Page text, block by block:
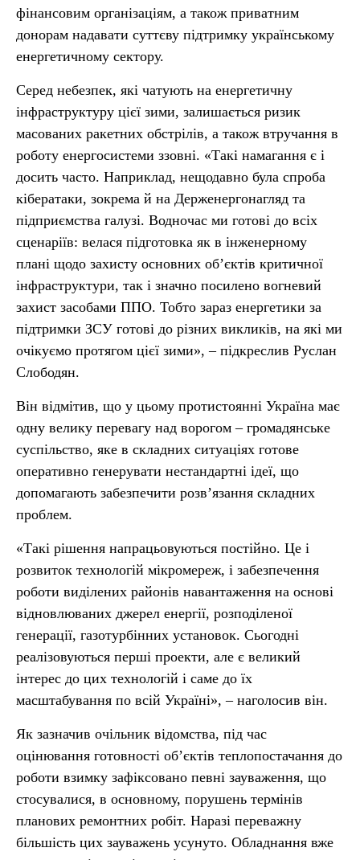
фінансовим організаціям, а також приватним
донорам надавати суттєву підтримку українському
енергетичному сектору.
Серед небезпек, які чатують на енергетичну
інфраструктуру цієї зими, залишається ризик
масованих ракетних обстрілів, а також втручання в
роботу енергосистеми ззовні. «Такі намагання є і
досить часто. Наприклад, нещодавно була спроба
кібератаки, зокрема й на Держенергонагляд та
підприємства галузі. Водночас ми готові до всіх
сценаріїв: велася підготовка як в інженерному
плані щодо захисту основних об’єктів критичної
інфраструктури, так і значно посилено вогневий
захист засобами ППО. Тобто зараз енергетики за
підтримки ЗСУ готові до різних викликів, на які ми
очікуємо протягом цієї зими», – підкреслив Руслан
Слободян.
Він відмітив, що у цьому протистоянні Україна має
одну велику перевагу над ворогом – громадянське
суспільство, яке в складних ситуаціях готове
оперативно генерувати нестандартні ідеї, що
допомагають забезпечити розв’язання складних
проблем.
«Такі рішення напрацьовуються постійно. Це і
розвиток технологій мікромереж, і забезпечення
роботи виділених районів навантаження на основі
відновлюваних джерел енергії, розподіленої
генерації, газотурбінних установок. Сьогодні
реалізовуються перші проекти, але є великий
інтерес до цих технологій і саме до їх
масштабування по всій Україні», – наголосив він.
Як зазначив очільник відомства, під час
оцінювання готовності об’єктів теплопостачання до
роботи взимку зафіксовано певні зауваження, що
стосувалися, в основному, порушень термінів
планових ремонтних робіт. Наразі переважну
більшість цих зауважень усунуто. Обладнання вже